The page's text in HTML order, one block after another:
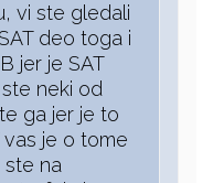
vi ste gledali
deo toga i
jer je SAT
neki od
ga jer je to
vas je o tome
ste na